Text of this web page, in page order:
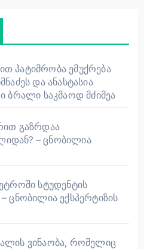
პატიმრობა ემუქრება
და ანასტასია
ბრალი საკმაოდ მძიმეა
გაზრდაა
– ცნობილია
სტუდენტის
ცნობილია ექსპერტიზის
ვინაობა, რომელიც